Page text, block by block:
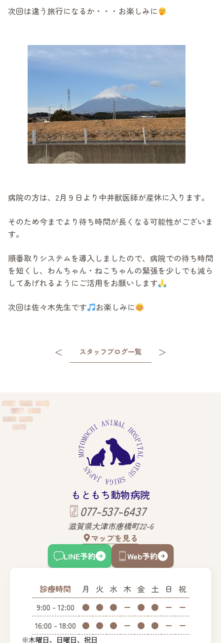
次回は違う旅行になるか・・・お楽しみに
病院の方は、2月９日より中井獣医師が産休に入ります。
そのため今までより待ち時間が長くなる可能性がございま
す。
順番取りシステムを導入しましたので、病院での待ち時間
を短くし、わんちゃん・ねこちゃんの緊張を少しでも減ら
してあげれるようにご活用をお願いします
次回は佐々木先生です お楽しみに
＜ スタッフブログ一覧 ＞
もともち動物病院
077-537-6437
滋賀県大津市唐橋町22-6
マップを見る
LINE予約
Web予約
診療時間 月 火 水 木 金 土 日
祝
9:00 - 12:00
● ● ● ー ● ● ー
ー
16:00 - 18:00 ● ● ● ー ● ● ー ー
※木曜日、日曜日、祝日